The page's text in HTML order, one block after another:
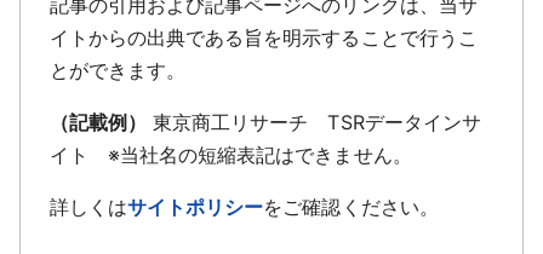
記事の引用および記事ページへのリンクは、当サ
イトからの出典である旨を明示することで行うこ
とができます。
（記載例）
東京商工リサーチ TSRデータインサ
イト ※当社名の短縮表記はできません。
詳しくはサイトポリシーをご確認ください。